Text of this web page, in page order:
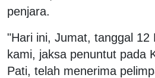
penjara.
"Hari ini, Jumat, tanggal 12
kami, jaksa penuntut pada
Pati, telah menerima